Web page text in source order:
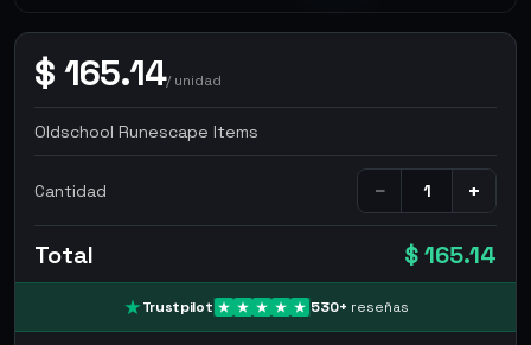
$ 165.14/unidad
Oldschool Runescape Items
Cantidad − +
Total $ 165.14
Trustpilot 530+ reseñas